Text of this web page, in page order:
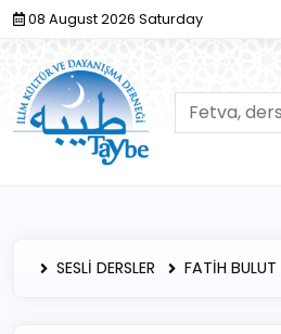
08 August 2026 Saturday
SESLİ DERSLER FATİH